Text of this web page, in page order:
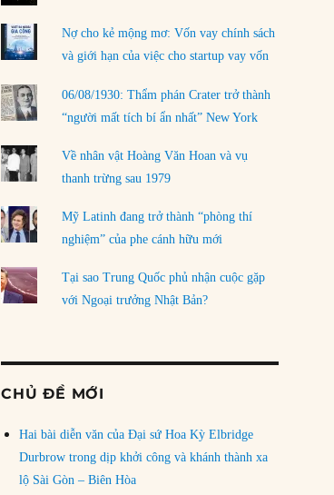
Nợ cho kẻ mộng mơ: Vốn vay chính sách
và giới hạn của việc cho startup vay vốn
06/08/1930: Thẩm phán Crater trở thành
“người mất tích bí ẩn nhất” New York
Về nhân vật Hoàng Văn Hoan và vụ
thanh trừng sau 1979
Mỹ Latinh đang trở thành “phòng thí
nghiệm” của phe cánh hữu mới
Tại sao Trung Quốc phủ nhận cuộc gặp
với Ngoại trưởng Nhật Bản?
CHỦ ĐỀ MỚI
Hai bài diễn văn của Đại sứ Hoa Kỳ Elbridge
Durbrow trong dịp khởi công và khánh thành xa
lộ Sài Gòn – Biên Hòa